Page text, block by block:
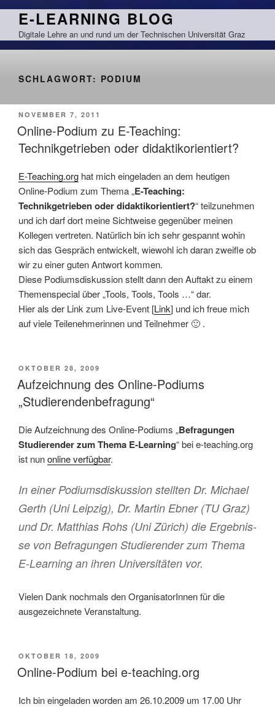
Zum
springen
E-LEARNING BLOG
Digitale Lehre an und rund um der Technischen Universität Graz
SCHLAGWORT: PODIUM
VERÖFFENTLICHT
AM
NOVEMBER 7, 2011
Online-Podium zu E-Teaching:
Technikgetrieben oder didaktikorientiert?
E-Teaching.org hat mich eingeladen an dem heutigen
Online-Podium zum Thema „E-Teaching:
Technikgetrieben oder didaktikorientiert?“ teilzunehmen
und ich darf dort meine Sichtweise gegenüber meinen
Kollegen vertreten. Natürlich bin ich sehr gespannt wohin
sich das Gespräch entwickelt, wiewohl ich daran zweifle ob
wir zu einer guten Antwort kommen.
Diese Podiumsdiskussion stellt dann den Auftakt zu einem
Themenspecial über „Tools, Tools, Tools …“ dar.
Hier als der Link zum Live-Event [Link] und ich freue mich
auf viele Teilenehmerinnen und Teilnehmer 🙂 .
VERÖFFENTLICHT
AM
OKTOBER 28, 2009
Aufzeichnung des Online-Podiums
„Studierendenbefragung“
Die Aufzeichnung des Online-Podiums „Befragungen
Studierender zum Thema E-Learning“ bei e-teaching.org
ist nunonline verfügbar.
In einer Po­diums­dis­­kussion stellten Dr. Mi­chael
Gerth (Uni Leipzig), Dr. Mar­tin Eb­ner (TU Graz)
und Dr. Matthias Rohs (Uni Zü­rich) die Ergebnis­
se von Be­fra­gun­gen Studierender zum The­ma
E-Lear­ning an ihren Universitäten vor.
Vielen Dank nochmals den OrganisatorInnen für die
ausgezeichnete Veranstaltung.
VERÖFFENTLICHT
AM
OKTOBER 18, 2009
Online-Podium bei e-teaching.org
Ich bin eingeladen worden am 26.10.2009 um 17.00 Uhr